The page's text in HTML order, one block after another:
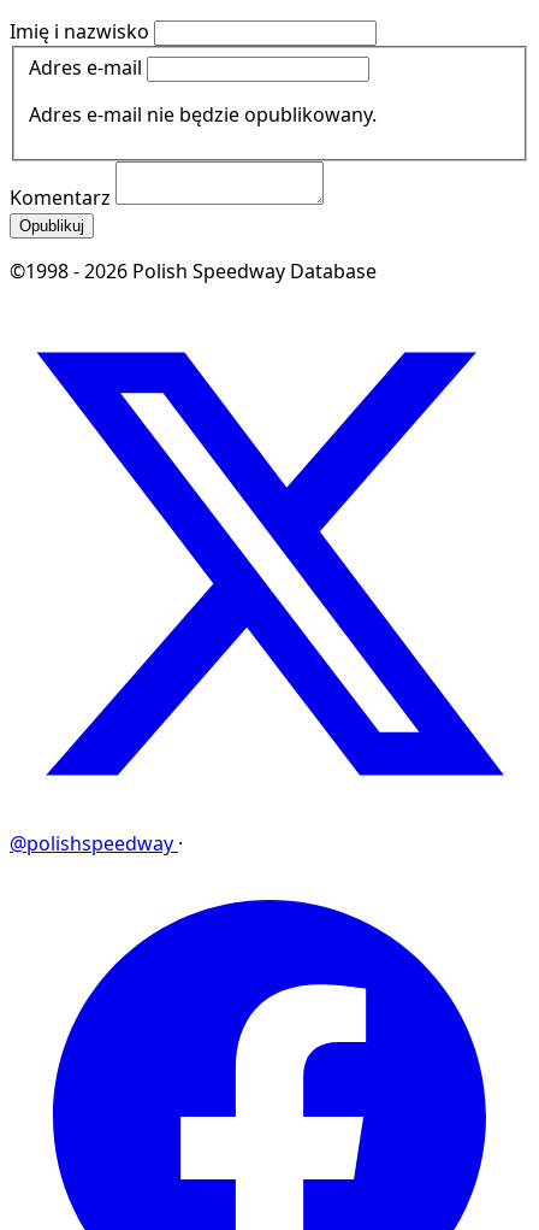
Imię i nazwisko
Adres e-mail
Adres e-mail nie będzie opublikowany.
Komentarz
Opublikuj
©1998 - 2026 Polish Speedway Database
@polishspeedway ·